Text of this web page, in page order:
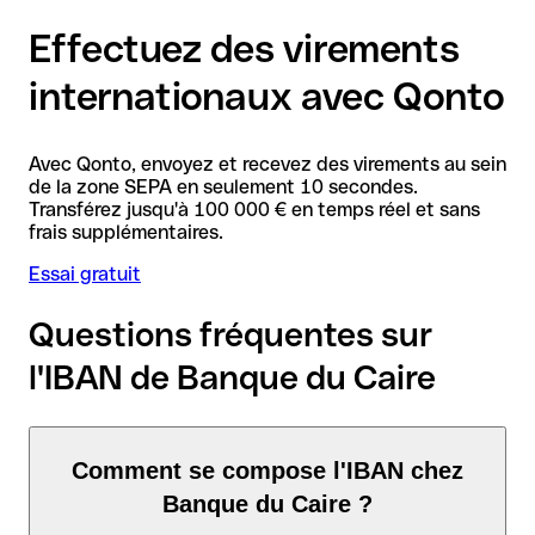
Effectuez des virements
internationaux avec Qonto
Avec Qonto, envoyez et recevez des virements au sein
de la zone SEPA en seulement 10 secondes.
Transférez jusqu'à 100 000 € en temps réel et sans
frais supplémentaires.
Essai gratuit
Questions fréquentes sur
l'IBAN de Banque du Caire
Comment se compose l'IBAN chez
Banque du Caire ?